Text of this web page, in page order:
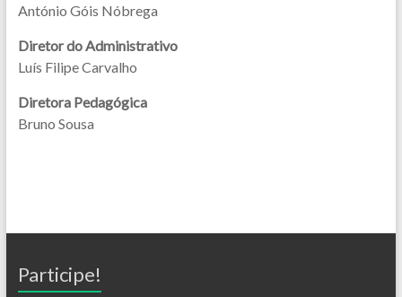
António Góis Nóbrega
Diretor do Administrativo
Luís Filipe Carvalho
Diretora Pedagógica
Bruno Sousa
Participe!